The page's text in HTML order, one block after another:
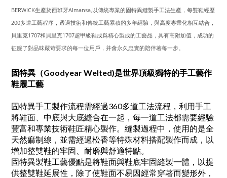
BERWICK生產於西班牙Almansa,以傳統專業的固特異縫製手工法生產，每雙鞋經歷
200多道工藝程序，透過技術和傳統工藝累積的多年經驗，與高度專業化相互結合，
貝里克1707和貝里克1707超甲級鞋成爲精心製成的工藝品，具有高附加值，成功的
征服了對品味嚴苛要求的每一位用戶，并會永久忠實的陪伴著每一步。
固特異（Goodyear Welted)是世界頂級獨特的手工藝作
鞋履工藝
固特異手工製作流程需經過360多道工法流程，利用手工
將鞋面、中底與大底縫合在一起，每一道工法都需要經驗
豐富和專業技術鞋匠精心製作。縫製過程中，使用的是全
天然痲制線，並需經過松香等特殊材料搭配製作而成，以
增加整雙鞋的牢固、耐磨與舒適特點。
固特異製鞋工藝優點是將鞋面與鞋底牢固縫製一體，以提
供整雙鞋延展性，除了使鞋面不易因經常穿著而變形外，